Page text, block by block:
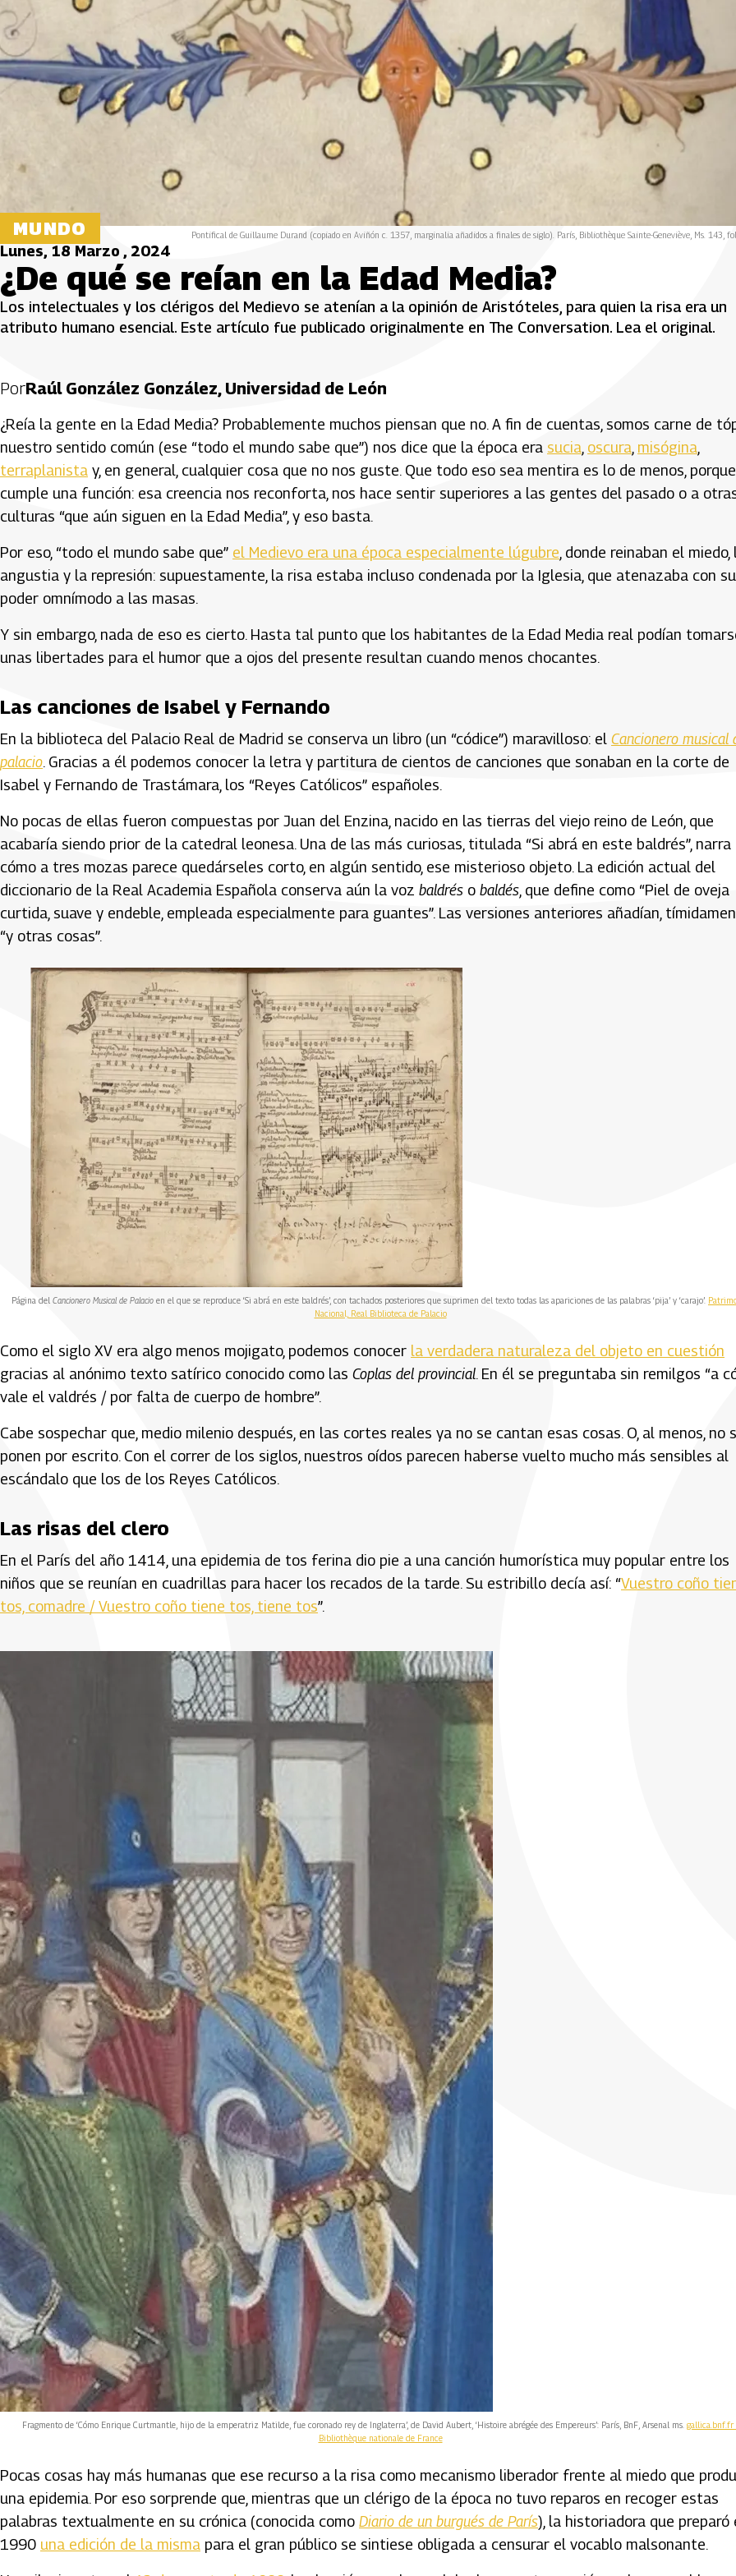
MUNDO Pontifical de Guillaume Durand (copiado en Aviñón c. 1357, marginalia añadidos a finales de siglo). París, Bibliothèque Sainte-Geneviève, Ms. 143,
Lunes, 18 Marzo , 2024
¿De qué se reían en la Edad Media?
Los intelectuales y los clérigos del Medievo se atenían a la opinión de Aristóteles, para quien la risa era un
atributo humano esencial. Este artículo fue publicado originalmente en The Conversation. Lea el original.
PorRaúl González González, Universidad de León
¿Reía la gente en la Edad Media? Probablemente muchos piensan que no. A fin de cuentas, somos carne de
nuestro sentido común (ese “todo el mundo sabe que”) nos dice que la época era sucia oscura misógina
terraplanista y, en general, cualquier cosa que no nos guste. Que todo eso sea mentira es lo de menos, porque
cumple una función: esa creencia nos reconforta, nos hace sentir superiores a las gentes del pasado o a
culturas “que aún siguen en la Edad Media”, y eso basta.
Por eso, “todo el mundo sabe que” el Medievo era una época especialmente lúgubre , donde reinaban el miedo,
angustia y la represión: supuestamente, la risa estaba incluso condenada por la Iglesia, que atenazaba con su
poder omnímodo a las masas.
Y sin embargo, nada de eso es cierto. Hasta tal punto que los habitantes de la Edad Media real podían
unas libertades para el humor que a ojos del presente resultan cuando menos chocantes.
Las canciones de Isabel y Fernando
En la biblioteca del Palacio Real de Madrid se conserva un libro (un “códice”) maravilloso: el Cancionero musical
palacio. Gracias a él podemos conocer la letra y partitura de cientos de canciones que sonaban en la corte de
Isabel y Fernando de Trastámara, los “Reyes Católicos” españoles.
No pocas de ellas fueron compuestas por Juan del Enzina, nacido en las tierras del viejo reino de León, que
acabaría siendo prior de la catedral leonesa. Una de las más curiosas, titulada “Si abrá en este baldrés”, narra
cómo a tres mozas parece quedárseles corto, en algún sentido, ese misterioso objeto. La edición actual del
diccionario de la Real Academia Española conserva aún la voz baldrés o baldés , que define como “Piel de oveja
curtida, suave y endeble, empleada especialmente para guantes”. Las versiones anteriores añadían,
“y otras cosas”.
Página del Cancionero Musical de Palacio en el que se reproduce ‘Si abrá en este baldrés’, con tachados posteriores que suprimen del texto todas las apariciones de las palabras ‘pija’ y ‘carajo’.
Nacional, Real Biblioteca de Palacio
Como el siglo XV era algo menos mojigato, podemos conocer la verdadera naturaleza del objeto en cuestión
gracias al anónimo texto satírico conocido como las Coplas del provincial. En él se preguntaba sin remilgos “a
vale el valdrés / por falta de cuerpo de hombre”.
Cabe sospechar que, medio milenio después, en las cortes reales ya no se cantan esas cosas. O, al menos, no
ponen por escrito. Con el correr de los siglos, nuestros oídos parecen haberse vuelto mucho más sensibles al
escándalo que los de los Reyes Católicos.
Las risas del clero
En el París del año 1414, una epidemia de tos ferina dio pie a una canción humorística muy popular entre los
niños que se reunían en cuadrillas para hacer los recados de la tarde. Su estribillo decía así: “Vuestro coño
tos, comadre / Vuestro coño tiene tos, tiene tos”.
Fragmento de ‘Cómo Enrique Curtmantle, hijo de la emperatriz Matilde, fue coronado rey de Inglaterra’, de David Aubert, ‘Histoire abrégée des Empereurs’: París, BnF, Arsenal ms. gallica.bnf.fr
Bibliothèque nationale de France
Pocas cosas hay más humanas que ese recurso a la risa como mecanismo liberador frente al miedo que
una epidemia. Por eso sorprende que, mientras que un clérigo de la época no tuvo reparos en recoger estas
palabras textualmente en su crónica (conocida como Diario de un burgués de París), la historiadora que preparó
1990 una edición de la misma para el gran público se sintiese obligada a censurar el vocablo malsonante.